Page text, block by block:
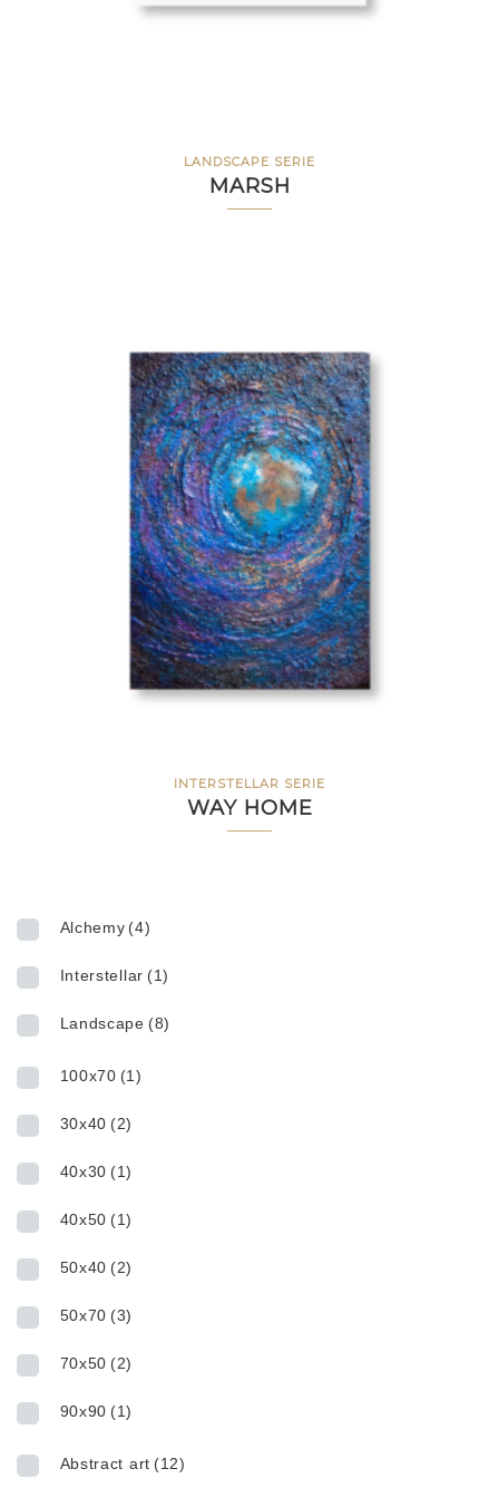
LANDSCAPE SERIE
MARSH
INTERSTELLAR SERIE
WAY HOME
Alchemy (4)
Interstellar (1)
Landscape (8)
100x70 (1)
30x40 (2)
40x30 (1)
40x50 (1)
50x40 (2)
50x70 (3)
70x50 (2)
90x90 (1)
Abstract art (12)